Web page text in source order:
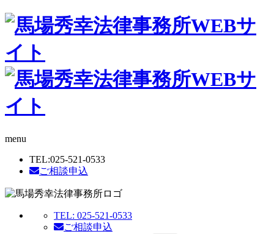
menu
TEL:025-521-0533
ご相談申込
TEL: 025-521-0533
ご相談申込